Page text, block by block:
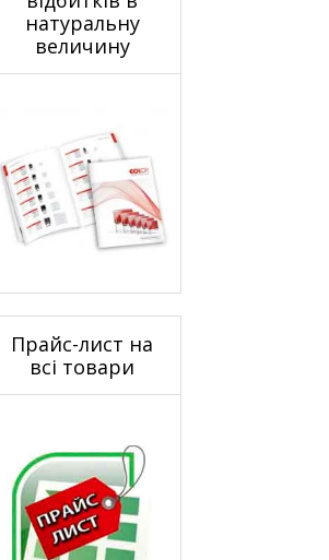
натуральну
величину
Прайс-лист на
всі товари